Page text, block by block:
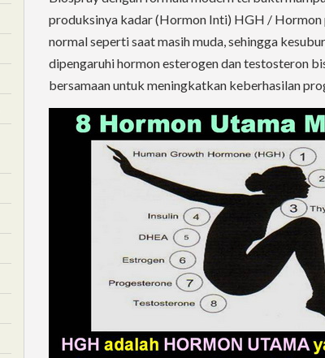
produksinya kadar (Hormon Inti) HGH / Hormon
normal seperti saat masih muda, sehingga
dipengaruhi hormon esterogen dan testosteron
bersamaan untuk meningkatkan keberhasilan